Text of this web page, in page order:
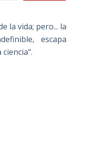
la vida; pero... la
escapa